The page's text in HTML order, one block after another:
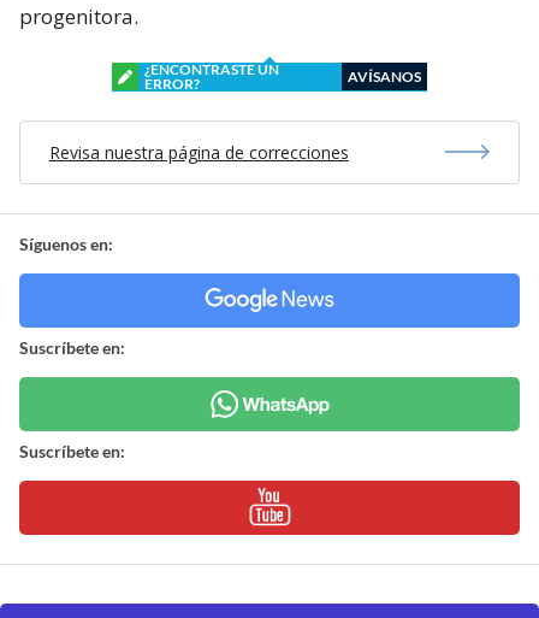
progenitora.
¿ENCONTRASTE UN
ERROR?
AVÍSANOS
Revisa nuestra página de correcciones
Síguenos en:
Suscríbete en:
Suscríbete en: